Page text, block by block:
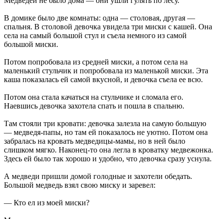
В домике было две комнаты: одна — столовая, другая —
спальня. В столовой девочка увидела три миски с кашей. Она
села на самый большой стул и съела немного из самой
большой миски.
Потом попробовала из средней миски, а потом села на
маленький стульчик и попробовала из маленькой миски. Эта
каша показалась ей самой вкусной, и девочка съела ее всю.
Потом она стала качаться на стульчике и сломала его.
Наевшись девочка захотела спать и пошла в спальню.
Там стояли три кровати: девочка залезла на самую большую
— медведя-папы, но там ей показалось не уютно. Потом она
забралась на кровать медведицы-мамы, но в ней было
слишком мягко. Наконец-то она легла в кроватку медвежонка.
Здесь ей было так хорошо и удобно, что девочка сразу уснула.
А медведи пришли домой голодные и захотели обедать.
Большой медведь взял свою миску и заревел:
— Кто ел из моей миски?